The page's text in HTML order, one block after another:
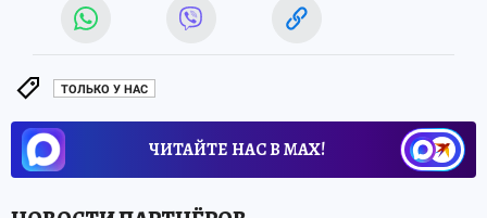
ТОЛЬКО У НАС
ЧИТАЙТЕ НАС В МАХ!